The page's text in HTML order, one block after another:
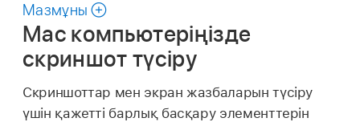
Мазмұны
Mac компьютеріңізде
скриншот түсіру
Скриншоттар мен экран жазбаларын түсіру
үшін қажетті барлық басқару элементтерін